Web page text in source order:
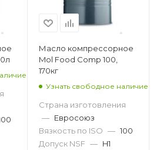
Масло компрессорное
Mol Food Comp 100,
170кг
Узнать свободное наличие
Страна изготовления
— Евросоюз
Вязкость по ISO — 100
Допуск NSF — H1